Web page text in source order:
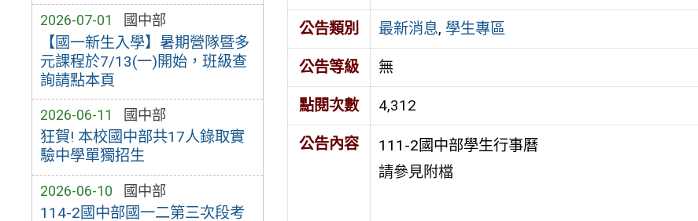
2026-07-01 國中部
【國一新生入學】暑期營隊暨多
元課程於7/13(一)開始，班級查
詢請點本頁
2026-06-11 國中部
狂賀! 本校國中部共17人錄取實
驗中學單獨招生
2026-06-10 國中部
114-2國中部國一二第三次段考
公告類別 最新消息, 學生專區
公告等級 無
點閱次數 4,312
公告內容
111-2國中部學生行事曆
請參見附檔